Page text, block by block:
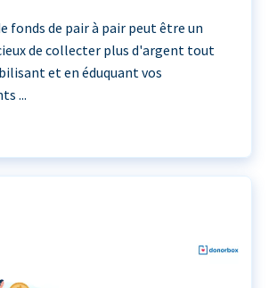
fonds de pair à pair peut être un
de collecter plus d'argent tout
et en éduquant vos
...